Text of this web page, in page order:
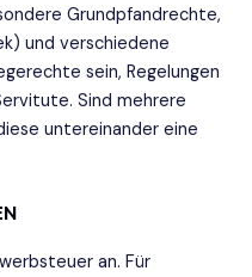
Grundpfandrechte,
und verschiedene
sein, Regelungen
Sind mehrere
untereinander eine
an. Für